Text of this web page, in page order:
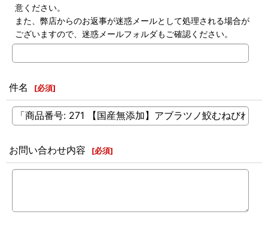
意ください。
また、弊店からのお返事が迷惑メールとして処理される場合が
ございますので、迷惑メールフォルダもご確認ください。
件名 [必須]
お問い合わせ内容 [必須]